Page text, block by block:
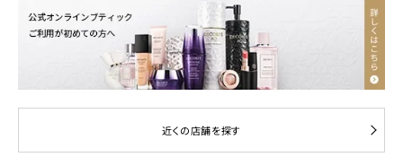
近くの店舗を探す